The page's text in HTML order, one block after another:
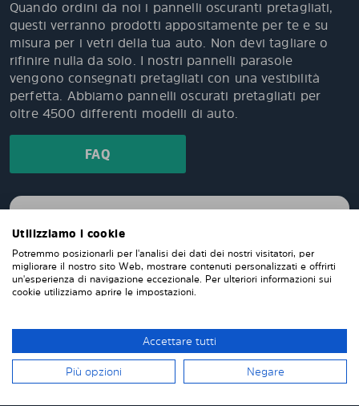
Quando ordini da noi i pannelli oscuranti pretagliati,
questi verranno prodotti appositamente per te e su
misura per i vetri della tua auto. Non devi tagliare o
rifinire nulla da solo. I nostri pannelli parasole
vengono consegnati pretagliati con una vestibilità
perfetta. Abbiamo pannelli oscurati pretagliati per
oltre 4500 differenti modelli di auto.
FAQ
Solarplexius?
È importante quale lato viene applicato?
Se installo solarplexius sui finestrini
ascendenti posteriori, quando tiro giù I
cristalli, I pannelli scendono assieme ai vetri?
Utilizziamo i cookie
Potremmo posizionarli per l'analisi dei dati dei nostri visitatori, per
migliorare il nostro sito Web, mostrare contenuti personalizzati e offrirti
un'esperienza di navigazione eccezionale. Per ulteriori informazioni sui
cookie utilizziamo aprire le impostazioni.
Accettare tutti
Più opzioni Negare